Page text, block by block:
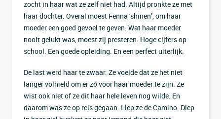
zocht in haar wat ze zelf niet had. Altijd pronkte ze met
haar dochter. Overal moest Fenna ‘shinen’, om haar
moeder een goed gevoel te geven. Wat haar moeder
nooit gelukt was, moest zij presteren. Hoge cijfers op
school. Een goede opleiding. En een perfect uiterlijk.
De last werd haar te zwaar. Ze voelde dat ze het niet
langer volhield om er zó voor haar moeder te zijn. Ze
wist ook niet of ze dit haar hele leven nog wilde. En
daarom was ze op reis gegaan. Liep ze de Camino. Diep